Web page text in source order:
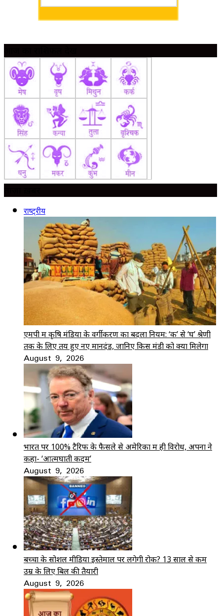
राष्ट्रीय
एमपी में कृषि मंडियों के वर्गीकरण का बदला नियम: ‘क’ से ‘घ’ श्रेणी
तक के लिए तय हुए नए मानदंड, जानिए किस मंडी को क्या मिलेगा
August 9, 2026
भारत पर 100% टैरिफ के फैसले से अमेरिका में ही विरोध, अपनों ने
कहा- ‘आत्मघाती कदम’
August 9, 2026
बच्चों के सोशल मीडिया इस्तेमाल पर लगेगी रोक? 13 साल से कम
उम्र के लिए बिल की तैयारी
August 9, 2026